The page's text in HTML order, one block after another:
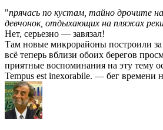
"прячась по кустам, тайно дрочите
девчонок, отдыхающих на пляжах
Нет, серьезно — завязал!
Там новые микрорайоны построили
всё теперь вблизи обоих берегов
приятные воспоминания на эту тему
Tempus est inexorabile. — бег